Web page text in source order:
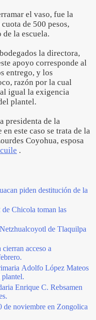
el vaso, fue la
de 500 pesos,
la escuela.
la directora,
apoyo corresponde al
entrego, y los
razón por la cual
igual la exigencia
plantel.
presidenta de la
este caso se trata de la
Coyohua, esposa
.
piden destitución de la
Chicola toman las
de Tlaquilpa
acceso a
Adolfo López Mateos
Enrique C. Rebsamen
de noviembre en Zongolica